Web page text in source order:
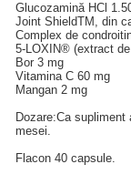
Glucozamină HCl
Joint ShieldTM, din
Complex de
5-LOXIN® (extract
Bor 3 mg
Vitamina C 60 mg
Mangan 2 mg
Dozare:Ca
mesei.
Flacon 40 capsule.